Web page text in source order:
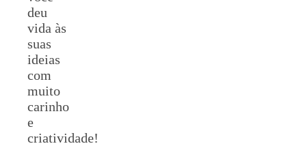
deu
vida às
suas
ideias
com
muito
carinho
e
criatividade!